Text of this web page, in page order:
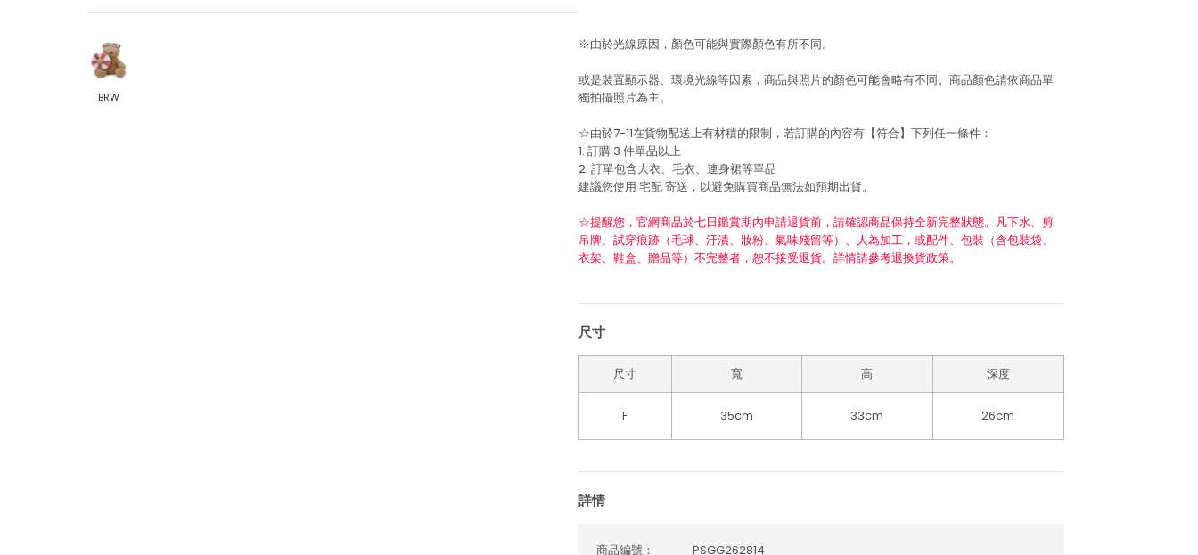
BRW
※由於光線原因，顏色可能與實際顏色有所不同。
或是裝置顯示器、環境光線等因素，商品與照片的顏色可能會略有不同。商品顏色請依商品單
獨拍攝照片為主。
☆由於7-11在貨物配送上有材積的限制，若訂購的內容有【符合】下列任一條件：
1. 訂購 3 件單品以上
2. 訂單包含大衣、毛衣、連身裙等單品
建議您使用 宅配寄送，以避免購買商品無法如預期出貨。
☆提醒您，官網商品於七日鑑賞期內申請退貨前，請確認商品保持全新完整狀態。凡下水、剪
吊牌、試穿痕跡（毛球、汙漬、妝粉、氣味殘留等）、人為加工，或配件、包裝（含包裝袋、
衣架、鞋盒、贈品等）不完整者，恕不接受退貨。詳情請參考退換貨政策。
尺寸
尺寸 寬 高 深度
F 35cm 33cm 26cm
詳情
商品編號： PSGG262814